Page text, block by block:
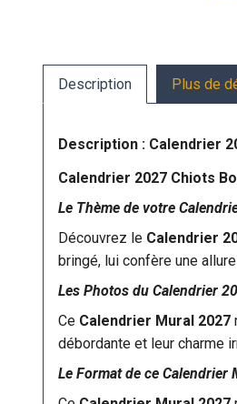
Description Plus de
Description : Calendrier
Calendrier 2027 Chiots
Le Thème de votre
Découvrez le Calendrier
bringé, lui confère une
Les Photos du Calendrier
Ce Calendrier Mural 2027
débordante et leur charme
Le Format de ce Calendrier